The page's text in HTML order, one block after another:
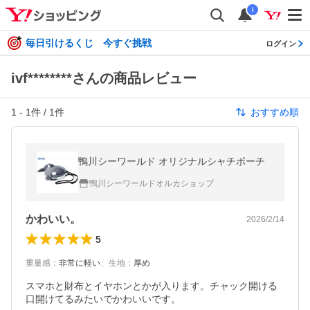
i
毎日引けるくじ 今すぐ挑戦 ログイン
ivf********さんの商品レビュー
1 - 1件 / 1件 おすすめ順
鴨川シーワールド オリジナルシャチポーチ
鴨川シーワールドオルカショップ
かわいい。 2026/2/14
5
重量感 ： 非常に軽い、 生地 ： 厚め
スマホと財布とイヤホンとかが入ります。チャック開ける
口開けてるみたいでかわいいです。